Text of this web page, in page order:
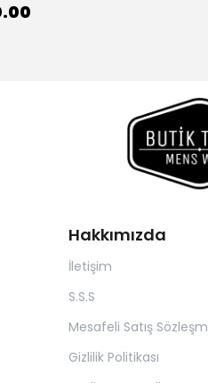
Hakkımızda
İletişim
S.S.S
Mesafeli Satış
Gizlilik Politikası